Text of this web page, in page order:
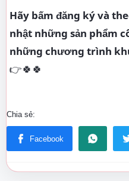
Hãy bấm đăng ký và
nhật những sản phẩm
những chương trình
👉🍀🍀